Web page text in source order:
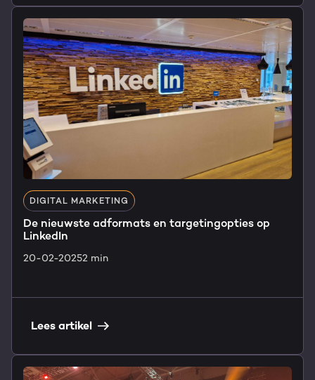
DIGITAL MARKETING
De nieuwste adformats en targetingopties op
LinkedIn
20-02-20252 min
Lees artikel